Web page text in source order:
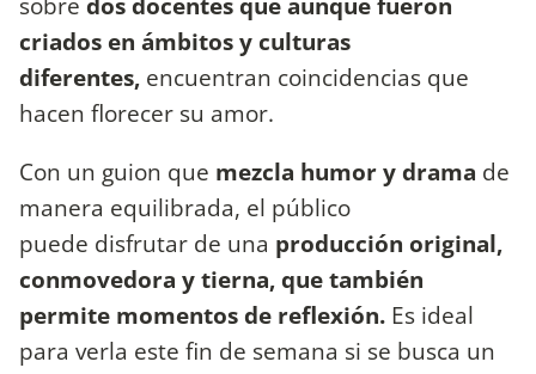
criados en ámbitos y culturas
diferentes, encuentran coincidencias que
hacen florecer su amor.
Con un guion que mezcla humor y drama de
manera equilibrada, el público
puede disfrutar de una producción original,
conmovedora y tierna, que también
permite momentos de reflexión. Es ideal
para verla este fin de semana si se busca un